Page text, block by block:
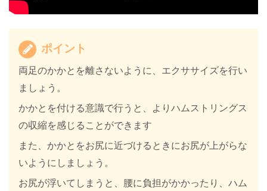
ポイント
両足のかかとを離さないように、エクササイズを行い
ましょう。
かかとを付ける意識で行うと、よりハムストリングス
の収縮を感じることができます
また、かかとをお尻に近づけるときにお尻が上がらな
いようにしましょう。
お尻が浮いてしまうと、腰に負担がかかったり、ハム